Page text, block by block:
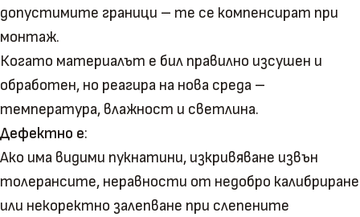
допустимите граници – те се компенсират при
монтаж.
Когато материалът е бил правилно изсушен и
обработен, но реагира на нова среда –
температура, влажност и светлина.
Дефектно е:
Ако има видими пукнатини, изкривяване извън
толерансите, неравности от недобро калибриране
или некоректно залепване при слепените